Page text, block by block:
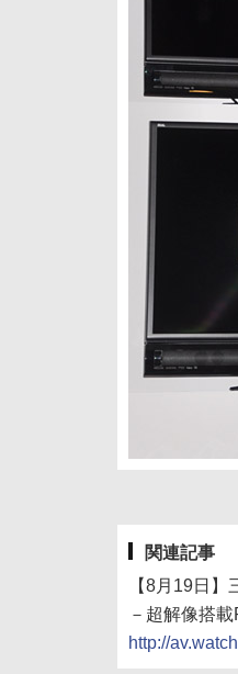
関連記事
【8月19日
－超解像搭
http://